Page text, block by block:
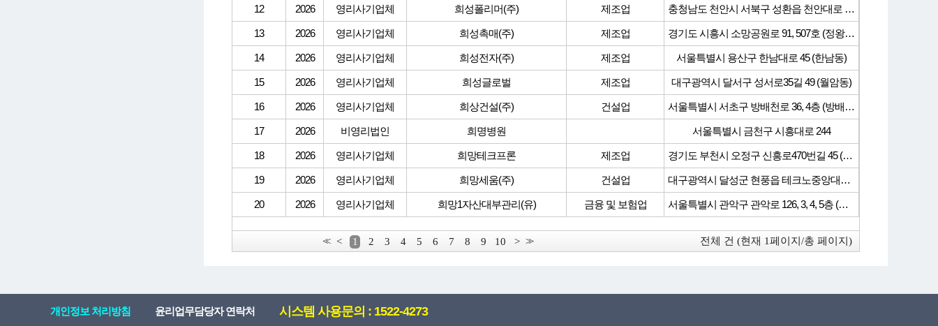
12 2026 영리사기업체 희성폴리머(주) 제조업 충청남도 천안시 서북구 성환읍 천안대로 2131
13 2026 영리사기업체 희성촉매(주) 제조업 경기도 시흥시 소망공원로 91, 507호 (정왕동, 시화공단１다)
14 2026 영리사기업체 희성전자(주) 제조업 서울특별시 용산구 한남대로 45 (한남동)
15 2026 영리사기업체 희성글로벌 제조업 대구광역시 달서구 성서로35길 49 (월암동)
16 2026 영리사기업체 희상건설(주) 건설업 서울특별시 서초구 방배천로 36, 4층 (방배동, 삼남빌딩)
17 2026 비영리법인 희명병원 서울특별시 금천구 시흥대로 244
18 2026 영리사기업체 희망테크프론 제조업 경기도 부천시 오정구 신흥로470번길 45 (오정동)
19 2026 영리사기업체 희망세움(주) 건설업 대구광역시 달성군 현풍읍 테크노중앙대로 333, 1층
20 2026 영리사기업체 희망1자산대부관리(유) 금융 및 보험업 서울특별시 관악구 관악로 126, 3, 4, 5층 (봉천동, 희망빌딩)
<< < 1 2 3 4 5 6 7 8 9 10 > >> 전체 건 (현재 1페이지/총 페이지)
개인정보 처리방침 윤리업무담당자 연락처 시스템 사용문의 : 1522-4273